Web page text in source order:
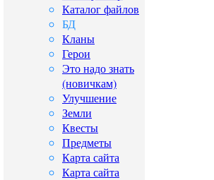
Каталог файлов
БД
Кланы
Герои
Это надо знать
(новичкам)
Улучшение
Земли
Квесты
Предметы
Карта сайта
Карта сайта